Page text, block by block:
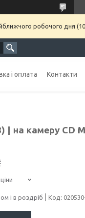
робочого дня
і оплата Контакти
| на камеру CD
і в роздріб Код: